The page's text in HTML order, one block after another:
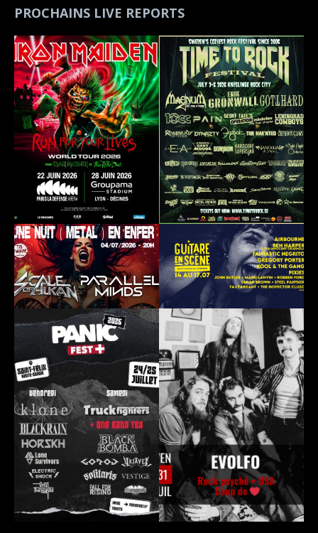
PROCHAINS LIVE REPORTS